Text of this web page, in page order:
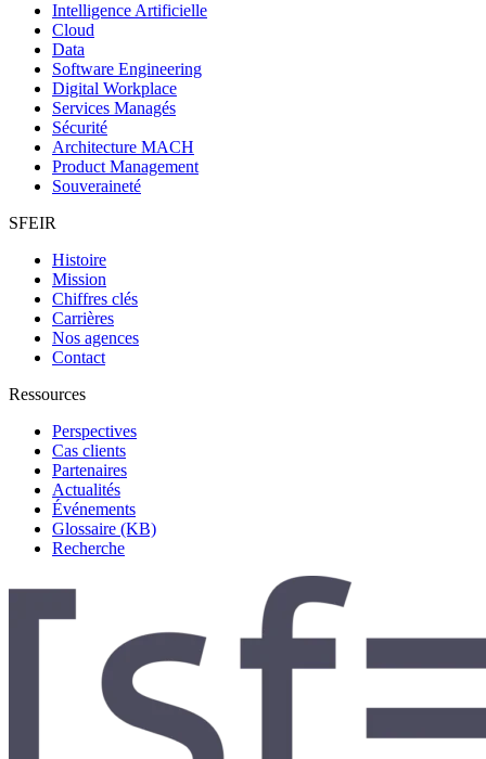
Intelligence Artificielle
Cloud
Data
Software Engineering
Digital Workplace
Services Managés
Sécurité
Architecture MACH
Product Management
Souveraineté
SFEIR
Histoire
Mission
Chiffres clés
Carrières
Nos agences
Contact
Ressources
Perspectives
Cas clients
Partenaires
Actualités
Événements
Glossaire (KB)
Recherche